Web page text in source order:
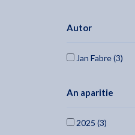
Autor
Jan Fabre (3)
An aparitie
2025 (3)